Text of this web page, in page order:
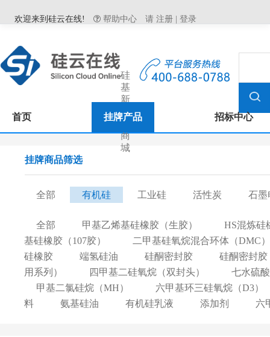
欢迎来到硅云在线! 帮助中心 请 注册 登录
硅
基
新
材
料
商
城
首页 挂牌产品 招标中心
挂牌商品筛选
全部 有机硅 工业硅 活性炭 石墨
全部 甲基乙烯基硅橡胶（生胶）
HS混炼硅
基硅橡胶（107胶）
二甲基硅氧烷混合环体（DMC）
硅橡胶
端氢硅油 硅酮密封胶
硅酮密封
用系列）
四甲基二硅氧烷（双封头）
七水硫
甲基二氯硅烷（MH）
六甲基环三硅氧烷（D3）
料
氨基硅油 有机硅乳液 添加剂 六